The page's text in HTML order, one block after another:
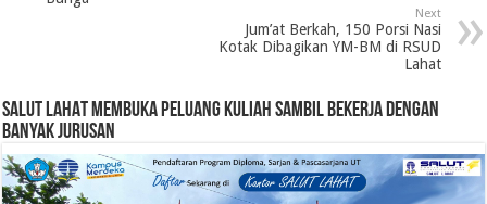
Next
Jum’at Berkah, 150 Porsi Nasi
Kotak Dibagikan YM-BM di RSUD
Lahat
SALUT LAHAT MEMBUKA PELUANG KULIAH SAMBIL BEKERJA DENGAN
BANYAK JURUSAN